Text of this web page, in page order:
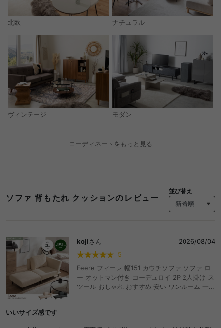
北欧 ナチュラル
ヴィンテージ モダン
コーディネートをもっと見る
ソファ 背もたれ クッションのレビュー
並び替え
kojiさん
2026/08/04
5
Feere フィーレ 幅151 カウチソファ ソファ ロ
ー オットマン付き コーデュロイ 2P 2人掛け ス
ツール おしゃれ おすすめ 安い ワンルーム 一人
いいサイズ感です